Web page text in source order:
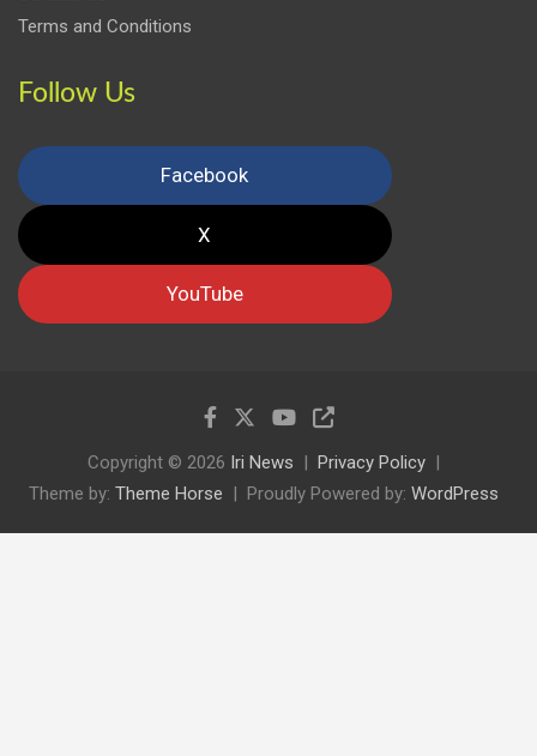
Terms and Conditions
Follow Us
Facebook
X
YouTube
Copyright © 2026 Iri News
Privacy Policy
Theme by: Theme Horse Proudly Powered by: WordPress